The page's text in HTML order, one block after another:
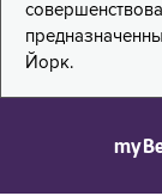
Йорк.